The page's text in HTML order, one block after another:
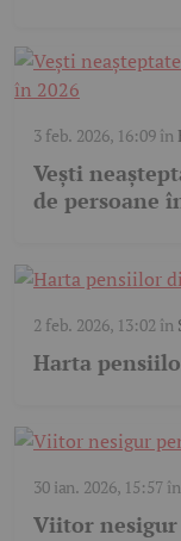
3 feb. 2026, 16:09în
Vești
de persoane
2 feb. 2026, 13:02 în
Harta
30 ian. 2026, 15:57în
Viitor